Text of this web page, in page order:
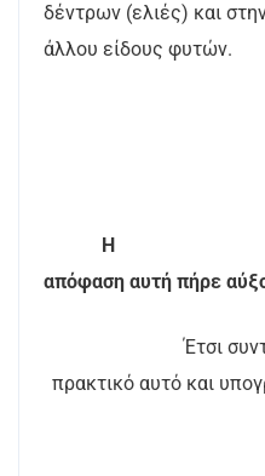
δέντρων (ελιές) και
άλλου είδους φυτών.
Η
απόφαση αυτή πήρε
Έτσι
πρακτικό αυτό και